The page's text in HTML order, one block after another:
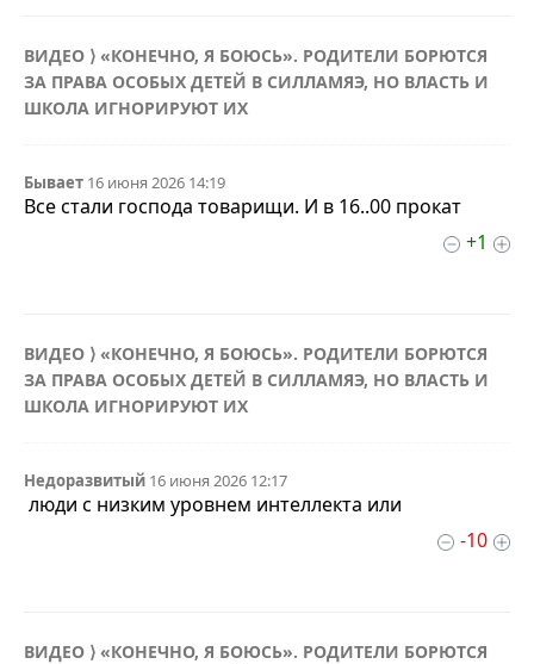
ВИДЕО ⟩ «КОНЕЧНО, Я БОЮСЬ». РОДИТЕЛИ БОРЮТСЯ
ЗА ПРАВА ОСОБЫХ ДЕТЕЙ В СИЛЛАМЯЭ, НО ВЛАСТЬ И
ШКОЛА ИГНОРИРУЮТ ИХ
Бывает 16 июня 2026 14:19
Все стали господа товарищи. И в 16..00 прокат
+1
ВИДЕО ⟩ «КОНЕЧНО, Я БОЮСЬ». РОДИТЕЛИ БОРЮТСЯ
ЗА ПРАВА ОСОБЫХ ДЕТЕЙ В СИЛЛАМЯЭ, НО ВЛАСТЬ И
ШКОЛА ИГНОРИРУЮТ ИХ
Недоразвитый 16 июня 2026 12:17
люди с низким уровнем интеллекта или
-10
ВИДЕО ⟩ «КОНЕЧНО, Я БОЮСЬ». РОДИТЕЛИ БОРЮТСЯ